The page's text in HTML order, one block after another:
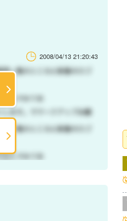
2008/04/13 21:20:43